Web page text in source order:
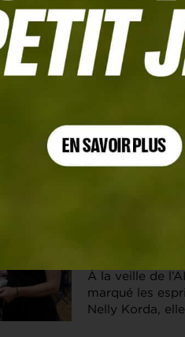
Tout le
À la veille de
marqué les
Nelly Korda,